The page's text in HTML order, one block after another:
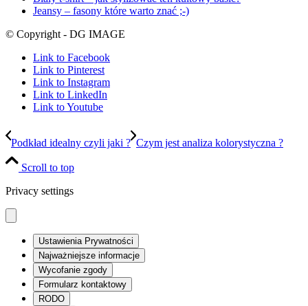
Jeansy – fasony które warto znać ;-)
© Copyright - DG IMAGE
Link to Facebook
Link to Pinterest
Link to Instagram
Link to LinkedIn
Link to Youtube
Podkład idealny czyli jaki ? Czym jest analiza kolorystyczna ?
Scroll to top
Privacy settings
Ustawienia Prywatności
Najważniejsze informacje
Wycofanie zgody
Formularz kontaktowy
RODO